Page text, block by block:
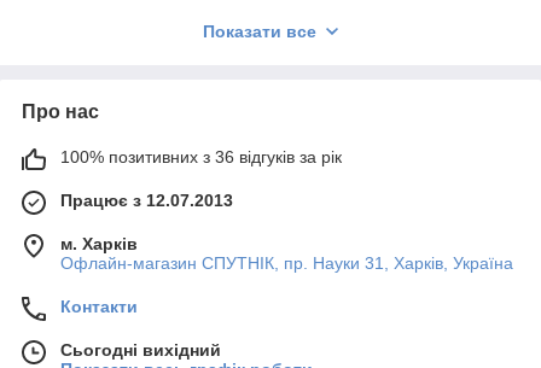
прожити без цих чудодійних напоїв, а чай найпопулярніший
Дніпропетровську, Одесі
Купити сервіз чайний, сервіз кавовий на 6, 12 персон
брендів можна в інтернет-магазині Посуд&Техніка. У нас
наявності:
керамічні сервізи;
сервізи з кістяного порцеляни.
Показати все
Про нас
100% позитивних з 36 відгуків за рік
Працює з 12.07.2013
м. Харків
Офлайн-магазин СПУТНІК, пр. Науки 31, Харків, Україна
Контакти
Сьогодні вихідний